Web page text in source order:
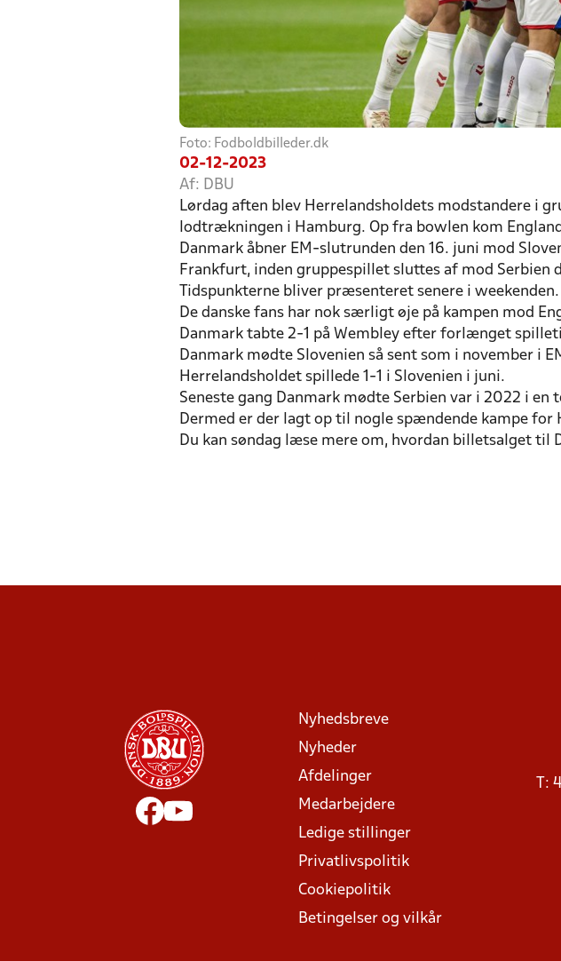
Foto: Fodboldbilleder.dk
02-12-2023
Af: DBU
Lørdag aften blev Herrelandsholdets modstandere i
lodtrækningen i Hamburg. Op fra bowlen kom
Danmark åbner EM-slutrunden den 16. juni mod
Frankfurt, inden gruppespillet sluttes af mod Serbien
Tidspunkterne bliver præsenteret senere i weekenden.
De danske fans har nok særligt øje på kampen mod
Danmark tabte 2-1 på Wembley efter forlænget
Danmark mødte Slovenien så sent som i november i
Herrelandsholdet spillede 1-1 i Slovenien i juni.
Seneste gang Danmark mødte Serbien var i 2022 i
Dermed er der lagt op til nogle spændende kampe
Du kan søndag læse mere om, hvordan billetsalget til
Nyhedsbreve
Nyheder
Afdelinger
Medarbejdere
Ledige stillinger
Privatlivspolitik
Cookiepolitik
Betingelser og vilkår
T: